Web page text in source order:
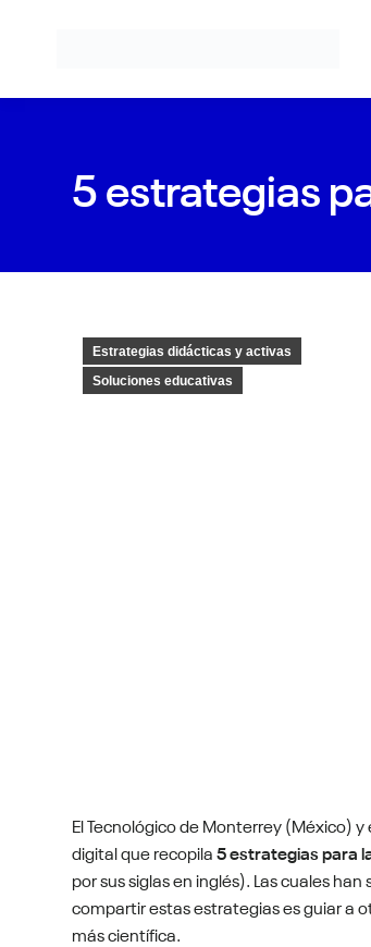
5 estrategias
Estrategias didácticas y activas
Soluciones educativas
El Tecnológico de Monterrey (México)
digital que recopila5 estrategias para
por sus siglas en inglés). Las cuales
compartir estas estrategias es guiar a
más científica.